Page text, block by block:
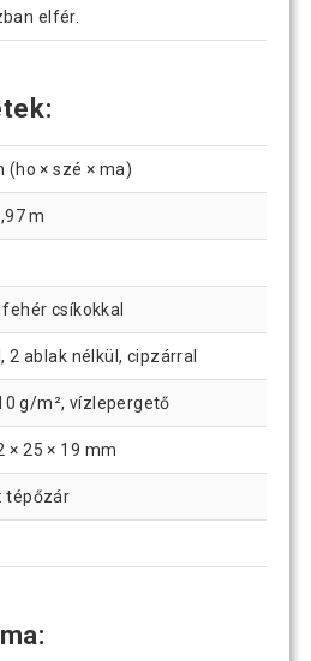
elfér.
(ho × szé × ma)
m
fehér csíkokkal
2 ablak nélkül, cipzárral
g/m², vízlepergető
× 25 × 19 mm
: tépőzár